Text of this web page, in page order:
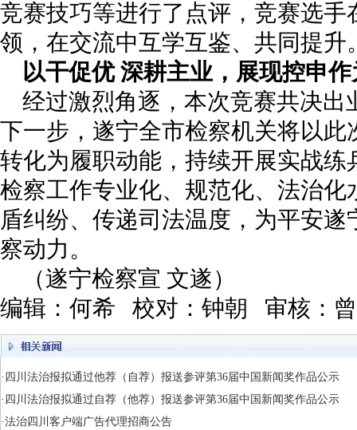
竞赛技巧等进行了点评，竞赛选
领，在交流中互学互鉴、共同提升
以干促优 深耕主业，展现控申作
经过激烈角逐，本次竞赛共决出
下一步，遂宁全市检察机关将以
转化为履职动能，持续开展实战
检察工作专业化、规范化、法治
盾纠纷、传递司法温度，为平安
察动力。
（遂宁检察宣 文遂）
编辑：何希 校对：钟朝 审核：
·四川法治报拟通过他荐（自荐）报送参评第36届中国新闻奖作品公示
·四川法治报拟通过自荐（他荐）报送参评第36届中国新闻奖作品公示
·法治四川客户端广告代理招商公告